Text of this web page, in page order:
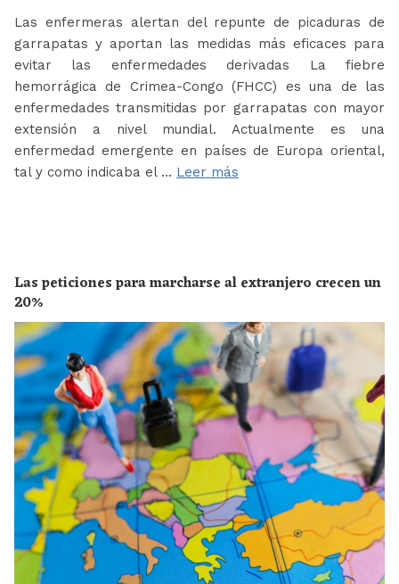
Las enfermeras alertan del repunte de picaduras de
garrapatas y aportan las medidas más eficaces para
evitar las enfermedades derivadas La fiebre
hemorrágica de Crimea-Congo (FHCC) es una de las
enfermedades transmitidas por garrapatas con mayor
extensión a nivel mundial. Actualmente es una
enfermedad emergente en países de Europa oriental,
tal y como indicaba el … Leer más
Las peticiones para marcharse al extranjero crecen un
20%